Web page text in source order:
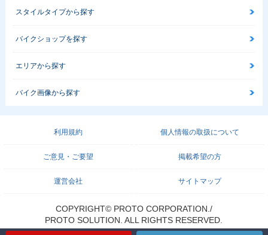
スタイルタイプから探す
バイクショップを探す
エリアから探す
バイク画像から探す
利用規約 個人情報の取扱について
ご意見・ご要望 掲載希望の方
運営会社 サイトマップ
COPYRIGHT© PROTO CORPORATION./
PROTO SOLUTION. ALL RIGHTS RESERVED.